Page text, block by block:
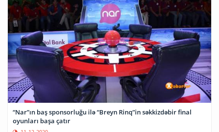
“Nar”ın baş sponsorluğu ilə “Breyn Rinq”in səkkizdəbir final
oyunları başa çatır